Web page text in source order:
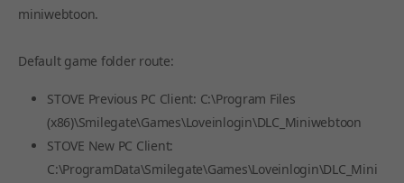
miniwebtoon.
Default game folder route:
STOVE Previous PC Client: C:\Program Files
(x86)\Smilegate\Games\Loveinlogin\DLC_Miniwebtoon
STOVE New PC Client:
C:\ProgramData\Smilegate\Games\Loveinlogin\DLC_Mini